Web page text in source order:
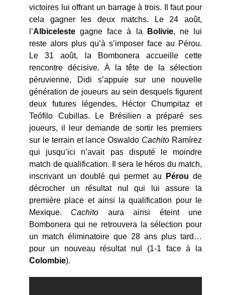
victoires lui offrant un barrage à trois. Il faut pour
cela gagner les deux matchs. Le 24 août,
l’Albiceleste gagne face à la Bolivie, ne lui
reste alors plus qu’à s’imposer face au Pérou.
Le 31 août, la Bombonera accueille cette
rencontre décisive. À la tête de la sélection
péruvienne, Didi s’appuie sur une nouvelle
génération de joueurs au sein desquels figurent
deux futures légendes, Héctor Chumpitaz et
Teófilo Cubillas. Le Brésilien a préparé ses
joueurs, il leur demande de sortir les premiers
sur le terrain et lance Oswaldo Cachito Ramírez
qui jusqu’ici n’avait pas disputé le moindre
match de qualification. Il sera le héros du match,
inscrivant un doublé qui permet au
Pérou de
décrocher un résultat nul qui lui assure la
première place et ainsi la qualification pour le
Mexique. Cachito aura ainsi éteint une
Bombonera qui ne retrouvera la sélection pour
un match éliminatoire que 28 ans plus tard…
pour un nouveau résultat nul (1-1 face à la
Colombie).